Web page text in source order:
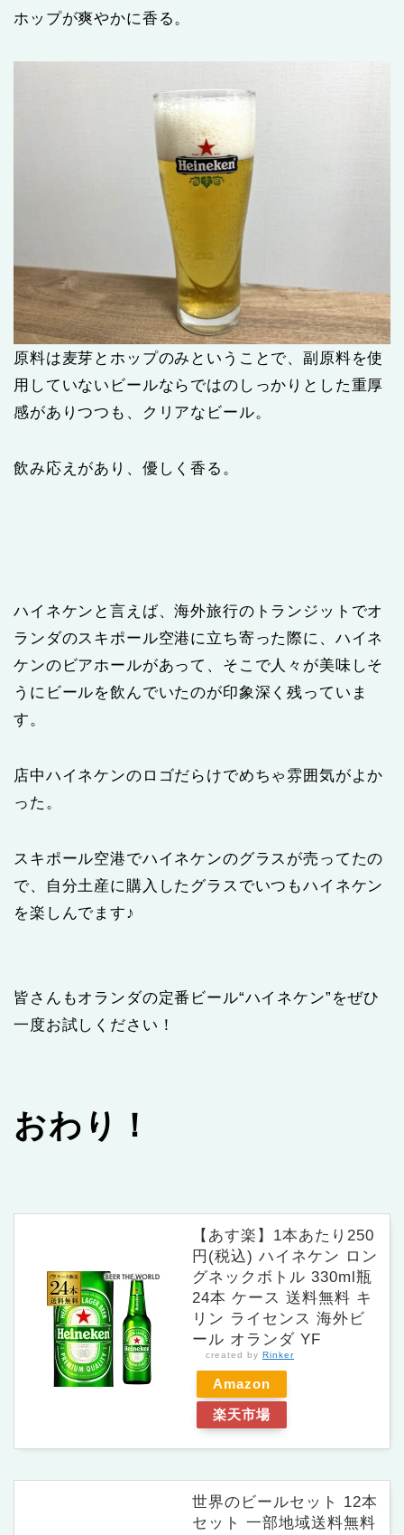
ホップが爽やかに香る。
原料は麦芽とホップのみということで、副原料を使
用していないビールならではのしっかりとした重厚
感がありつつも、クリアなビール。
飲み応えがあり、優しく香る。
ハイネケンと言えば、海外旅行のトランジットでオ
ランダのスキポール空港に立ち寄った際に、ハイネ
ケンのビアホールがあって、そこで人々が美味しそ
うにビールを飲んでいたのが印象深く残っていま
す。
店中ハイネケンのロゴだらけでめちゃ雰囲気がよか
った。
スキポール空港でハイネケンのグラスが売ってたの
で、自分土産に購入したグラスでいつもハイネケン
を楽しんでます♪
皆さんもオランダの定番ビール“ハイネケン”をぜひ
一度お試しください！
おわり！
【あす楽】1本あたり250
円(税込) ハイネケン ロン
グネックボトル 330ml瓶
24本 ケース 送料無料 キ
リン ライセンス 海外ビ
ール オランダ YF
created by Rinker
Amazon
楽天市場
世界のビールセット 12本
セット 一部地域送料無料